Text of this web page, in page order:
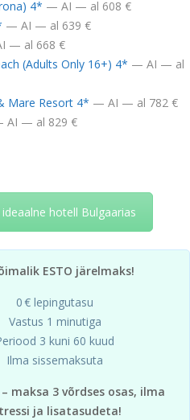
4* — AI — al 608 €
— AI — al 639 €
— al 668 €
(Adults Only 16+) 4* — AI — al
Mare Resort 4* — AI — al 782 €
AI — al 829 €
hotell Bulgaarias
ESTO järelmaks!
0 € lepingutasu
Vastus 1 minutiga
3 kuni 60 kuud
Ilma sissemaksuta
– maksa 3 võrdses osas, ilma
ja lisatasudeta!